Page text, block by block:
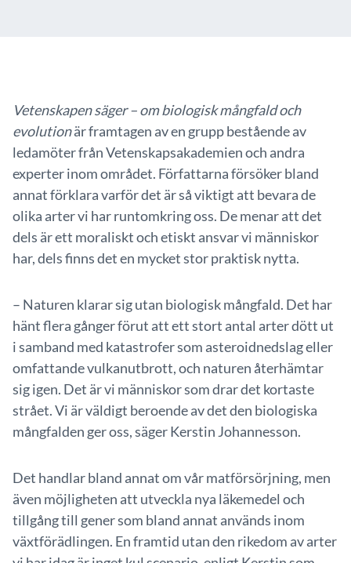
Vetenskapen säger – om biologisk mångfald och
evolutionär framtagen av en grupp bestående av
ledamöter från Vetenskapsakademien och andra
experter inom området. Författarna försöker bland
annat förklara varför det är så viktigt att bevara de
olika arter vi har runtomkring oss. De menar att det
dels är ett moraliskt och etiskt ansvar vi människor
har, dels finns det en mycket stor praktisk nytta.
– Naturen klarar sig utan biologisk mångfald. Det har
hänt flera gånger förut att ett stort antal arter dött ut
i samband med katastrofer som asteroidnedslag eller
omfattande vulkanutbrott, och naturen återhämtar
sig igen. Det är vi människor som drar det kortaste
strået. Vi är väldigt beroende av det den biologiska
mångfalden ger oss, säger Kerstin Johannesson.
Det handlar bland annat om vår matförsörjning, men
även möjligheten att utveckla nya läkemedel och
tillgång till gener som bland annat används inom
växtförädlingen. En framtid utan den rikedom av arter